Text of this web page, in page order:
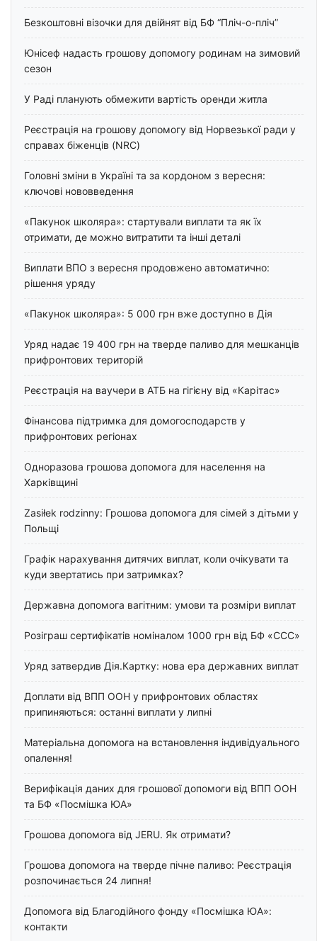
Безкоштовні візочки для двійнят від БФ “Пліч-о-пліч”
Юнісеф надасть грошову допомогу родинам на зимовий
сезон
У Раді планують обмежити вартість оренди житла
Реєстрація на грошову допомогу від Норвезької ради у
справах біженців (NRC)
Головні зміни в Україні та за кордоном з вересня:
ключові нововведення
«Пакунок школяра»: стартували виплати та як їх
отримати, де можно витратити та інші деталі
Виплати ВПО з вересня продовжено автоматично:
рішення уряду
«Пакунок школяра»: 5 000 грн вже доступно в Дія
Уряд надає 19 400 грн на тверде паливо для мешканців
прифронтових територій
Реєстрація на ваучери в АТБ на гігієну від «Карітас»
Фінансова підтримка для домогосподарств у
прифронтових регіонах
Одноразова грошова допомога для населення на
Харківщині
Zasiłek rodzinny: Грошова допомога для сімей з дітьми у
Польщі
Графік нарахування дитячих виплат, коли очікувати та
куди звертатись при затримках?
Державна допомога вагітним: умови та розміри виплат
Розіграш сертифікатів номіналом 1000 грн від БФ «ССС»
Уряд затвердив Дія.Картку: нова ера державних виплат
Доплати від ВПП ООН у прифронтових областях
припиняються: останні виплати у липні
Матеріальна допомога на встановлення індивідуального
опалення!
Верифікація даних для грошової допомоги від ВПП ООН
та БФ «Посмішка ЮА»
Грошова допомога від JERU. Як отримати?
Грошова допомога на тверде пічне паливо: Реєстрація
розпочинається 24 липня!
Допомога від Благодійного фонду «Посмішка ЮА»:
контакти